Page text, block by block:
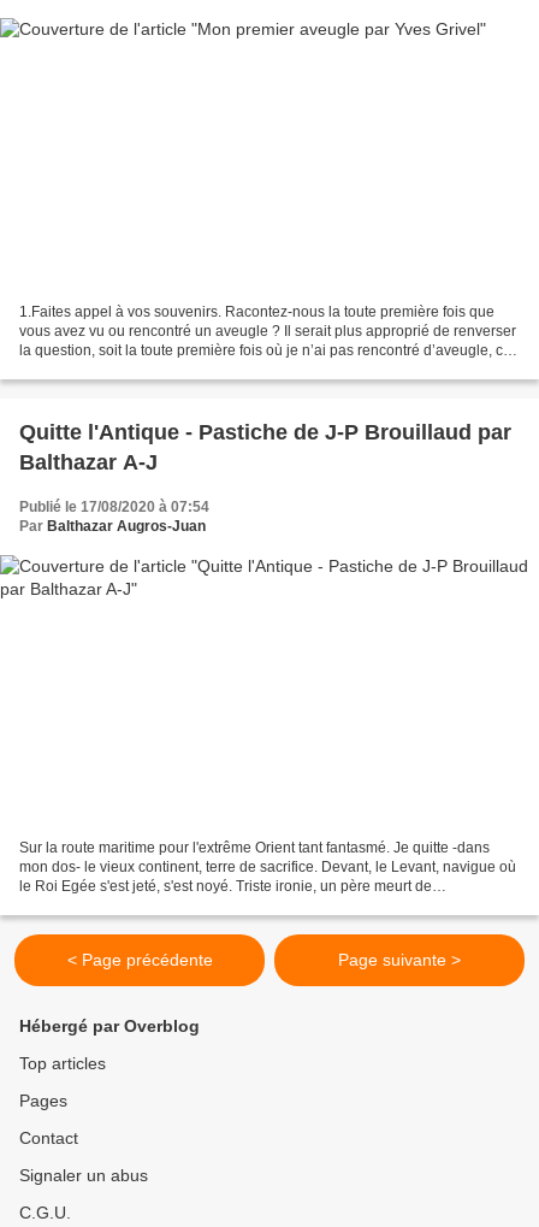
1.Faites appel à vos souvenirs. Racontez-nous la toute première fois que
vous avez vu ou rencontré un aveugle ? Il serait plus approprié de renverser
la question, soit la toute première fois où je n’ai pas rencontré d’aveugle, car,
Quitte l'Antique - Pastiche de J-P Brouillaud par
Balthazar A-J
Publié le 17/08/2020 à 07:54
Par Balthazar Augros-Juan
Sur la route maritime pour l'extrême Orient tant fantasmé. Je quitte -dans
mon dos- le vieux continent, terre de sacrifice. Devant, le Levant, navigue où
le Roi Egée s'est jeté, s'est noyé. Triste ironie, un père meurt de
< Page précédente Page suivante >
Hébergé par Overblog
Top articles
Pages
Contact
Signaler un abus
C.G.U.